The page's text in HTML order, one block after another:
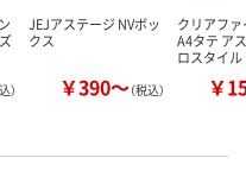
）
JEJアステージ NVボッ
クス
￥390～（税込）
クリアフ
A4タテ ア
ロスタイル
￥